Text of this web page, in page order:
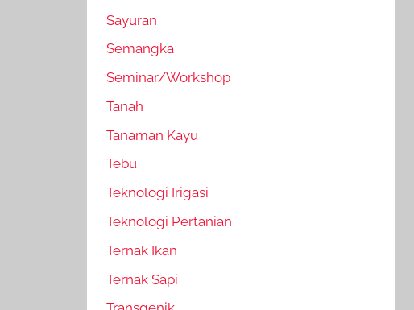
Sayuran
Semangka
Seminar/Workshop
Tanah
Tanaman Kayu
Tebu
Teknologi Irigasi
Teknologi Pertanian
Ternak Ikan
Ternak Sapi